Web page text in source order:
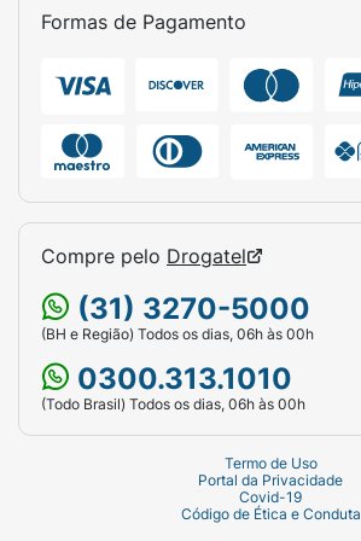
Formas de Pagamento
Compre pelo Drogatel
(31) 3270-5000
(BH e Região) Todos os dias, 06h às 00h
0300.313.1010
(Todo Brasil) Todos os dias, 06h às 00h
Termo de Uso
Portal da Privacidade
Covid-19
Código de Ética e Conduta